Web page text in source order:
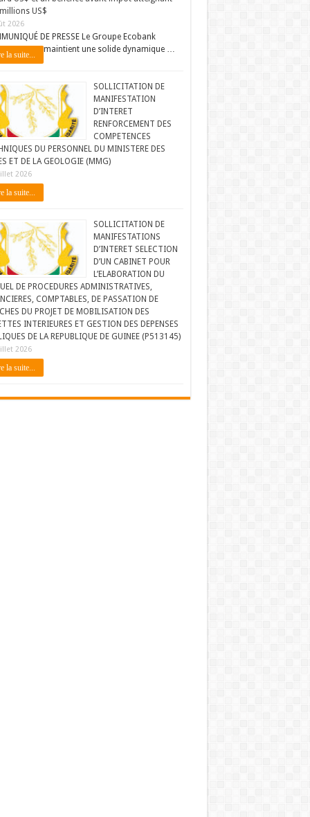
US$
2026
DE PRESSE Le Groupe Ecobank
maintient une solide dynamique …
la suite...
SOLLICITATION DE
MANIFESTATION
D’INTERET
RENFORCEMENT DES
COMPETENCES
DU PERSONNEL DU MINISTERE DES
ET DE LA GEOLOGIE (MMG)
2026
la suite...
SOLLICITATION DE
MANIFESTATIONS
D’INTERET SELECTION
D’UN CABINET POUR
L’ELABORATION DU
DE PROCEDURES ADMINISTRATIVES,
COMPTABLES, DE PASSATION DE
DU PROJET DE MOBILISATION DES
INTERIEURES ET GESTION DES DEPENSES
DE LA REPUBLIQUE DE GUINEE (P513145)
2026
la suite...